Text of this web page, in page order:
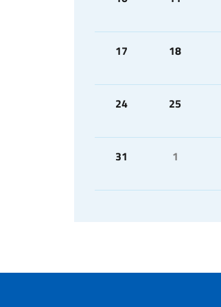
17 18
24 25
31 1